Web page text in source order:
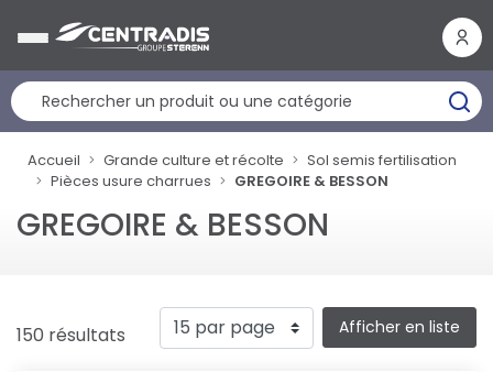
Accueil Grande culture et récolte
Sol semis fertilisation
Pièces usure charrues
GREGOIRE & BESSON
GREGOIRE & BESSON
150 résultats Afficher en liste